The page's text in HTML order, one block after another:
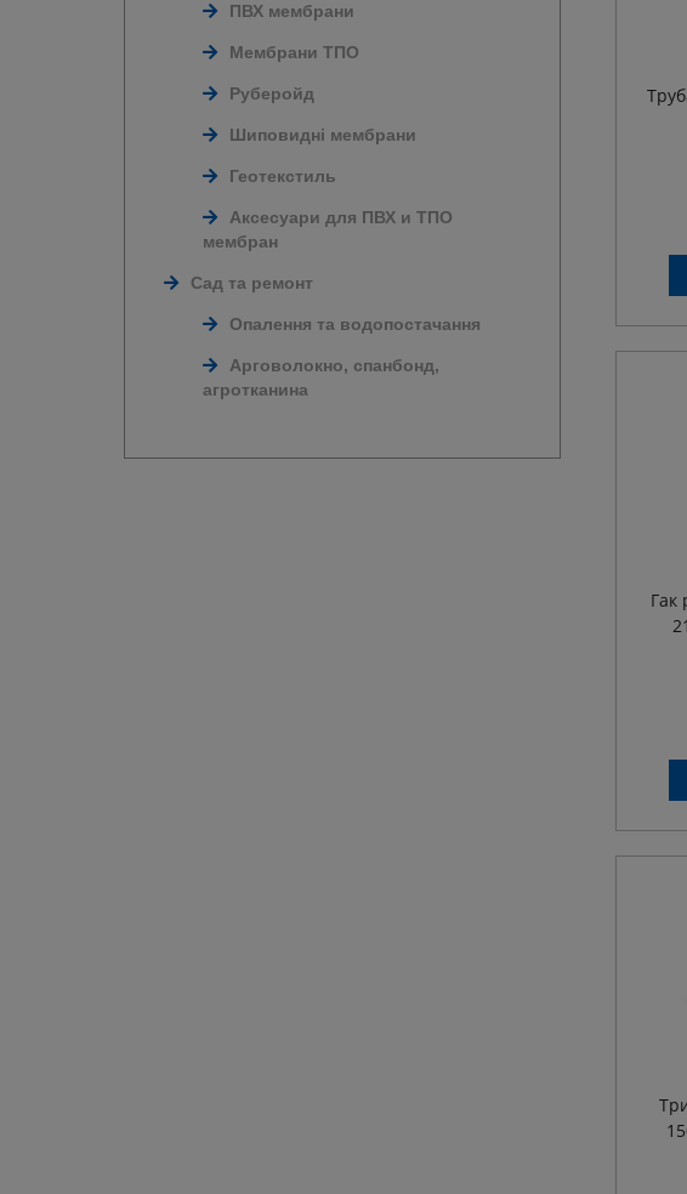
Гак
ПВХ мембрани
Мембрани ТПО
Руберойд
Шиповидні мембрани
Геотекстиль
Аксесуари для ПВХ и ТПО
мембран
Сад та ремонт
Опалення та водопостачання
Арговолокно, спанбонд,
агротканина